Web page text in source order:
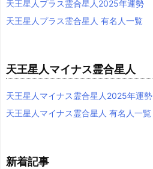
天王星人プラス霊合星人2025年運勢
天王星人プラス霊合星人 有名人一覧
天王星人マイナス霊合星人
天王星人マイナス霊合星人2025年運勢
天王星人マイナス霊合星人 有名人一覧
新着記事